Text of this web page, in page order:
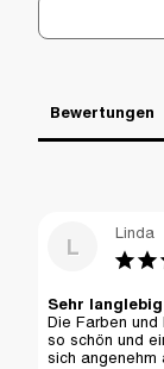
Bewertungen
L
Linda
Sehr
Die Farben und
so schön und
sich angenehm